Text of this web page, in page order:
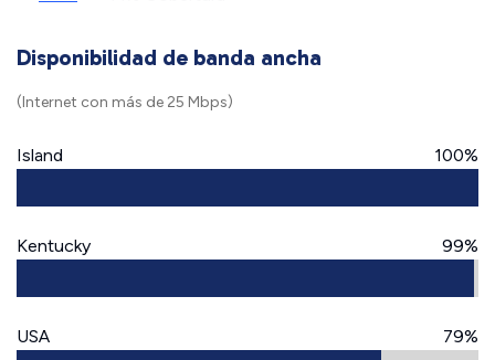
Disponibilidad de banda ancha
(Internet con más de 25 Mbps)
Island 100%
Kentucky 99%
USA 79%